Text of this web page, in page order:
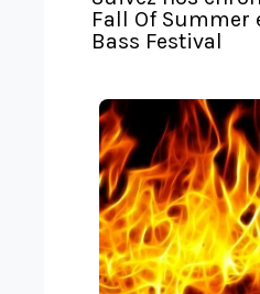
Fall Of Summer
Bass Festival